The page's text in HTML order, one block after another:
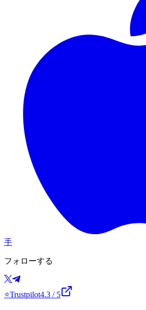
手
フォローする
⭐Trustpilot4.3 / 5